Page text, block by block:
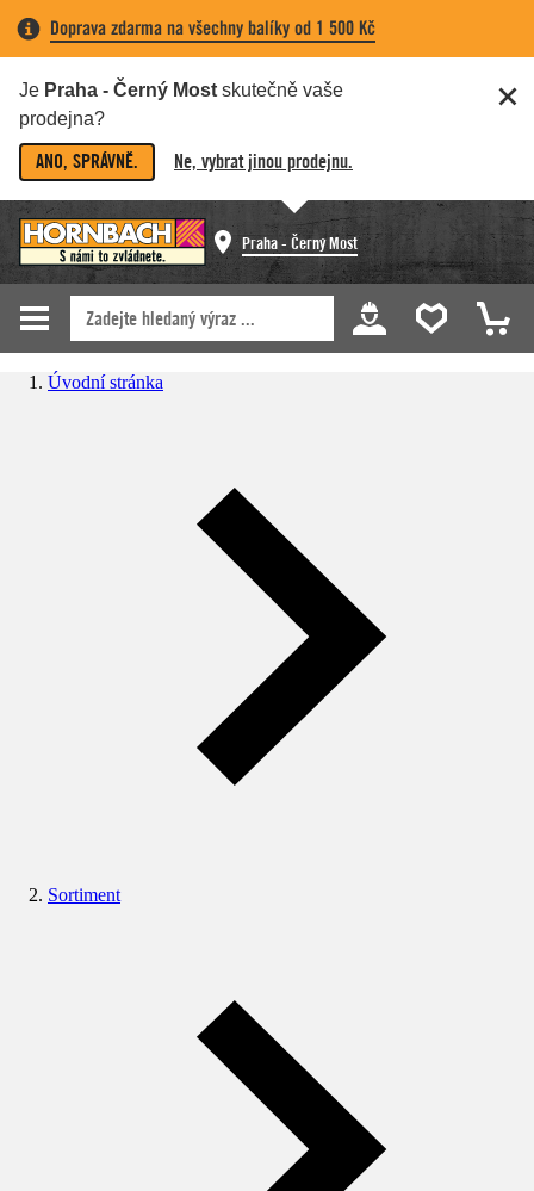
Doprava zdarma na všechny balíky od 1 500 Kč
Je Praha - Černý Most skutečně vaše
prodejna?
ANO, SPRÁVNĚ. Ne, vybrat jinou prodejnu.
Praha - Černý Most
Úvodní stránka
Sortiment